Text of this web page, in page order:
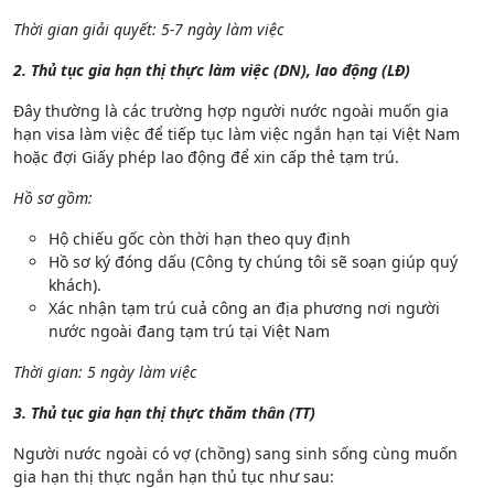
Thời gian giải quyết: 5-7 ngày làm việc
2. Thủ tục gia hạn thị thực làm việc (DN), lao động (LĐ)
Đây thường là các trường hợp người nước ngoài muốn gia
hạn visa làm việc để tiếp tục làm việc ngắn hạn tại Việt Nam
hoặc đợi Giấy phép lao động để xin cấp thẻ tạm trú.
Hồ sơ gồm:
Hộ chiếu gốc còn thời hạn theo quy định
Hồ sơ ký đóng dấu (Công ty chúng tôi sẽ soạn giúp quý
khách).
Xác nhận tạm trú cuả công an địa phương nơi người
nước ngoài đang tạm trú tại Việt Nam
Thời gian: 5 ngày làm việc
3. Thủ tục gia hạn thị thực thăm thân (TT)
Người nước ngoài có vợ (chồng) sang sinh sống cùng muốn
gia hạn thị thực ngắn hạn thủ tục như sau: